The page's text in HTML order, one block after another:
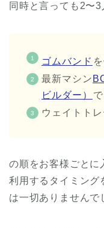
同時と言っても2〜3
ゴムバンド
最新マシン
ビルダー）
ウェイトト
の順をお客様ごとに
利用するタイミング
は一切ありませんで